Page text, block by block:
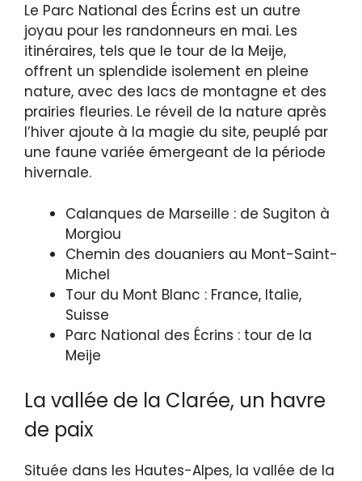
Le Parc National des Écrins est un autre
joyau pour les randonneurs en mai. Les
itinéraires, tels que le tour de la Meije,
offrent un splendide isolement en pleine
nature, avec des lacs de montagne et des
prairies fleuries. Le réveil de la nature après
l’hiver ajoute à la magie du site, peuplé par
une faune variée émergeant de la période
hivernale.
Calanques de Marseille : de Sugiton à
Morgiou
Chemin des douaniers au Mont-Saint-
Michel
Tour du Mont Blanc : France, Italie,
Suisse
Parc National des Écrins : tour de la
Meije
La vallée de la Clarée, un havre
de paix
Située dans les Hautes-Alpes, la vallée de la